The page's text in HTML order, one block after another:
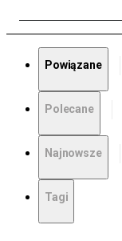
Powiązane
Polecane
Najnowsze
Tagi